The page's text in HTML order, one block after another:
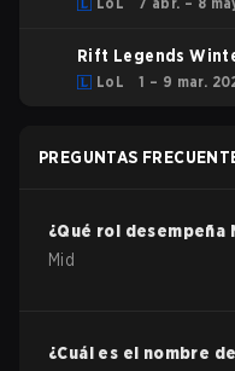
Rift Legends
LoL 1 – 9 mar.
PREGUNTAS
¿Qué rol desempeña
Mid
¿Cuál es el nombre de